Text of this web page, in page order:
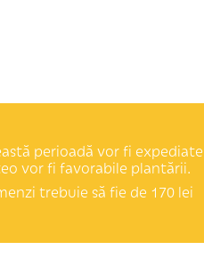
perioadă vor fi expediate
vor fi favorabile plantării.
trebuie să fie de 170 lei